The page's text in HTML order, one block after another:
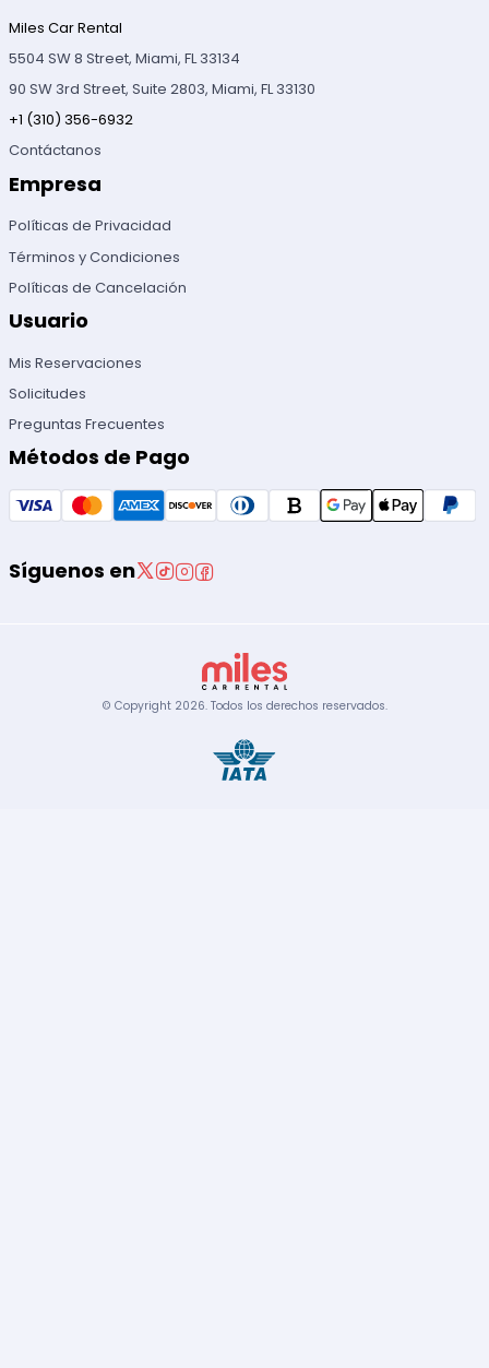
Miles Car Rental
5504 SW 8 Street, Miami, FL 33134
90 SW 3rd Street, Suite 2803, Miami, FL 33130
+1 (310) 356-6932
Contáctanos
Empresa
Políticas de Privacidad
Términos y Condiciones
Políticas de Cancelación
Usuario
Mis Reservaciones
Solicitudes
Preguntas Frecuentes
Métodos de Pago
Síguenos en
© Copyright 2026. Todos los derechos reservados.